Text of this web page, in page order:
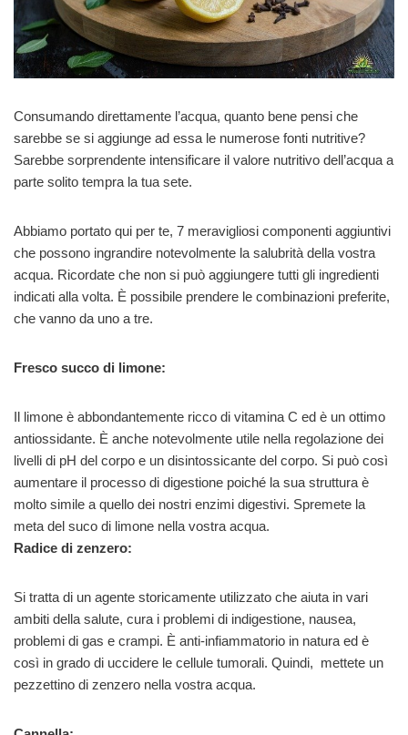
Consumando direttamente l’acqua, quanto bene pensi che
sarebbe se si aggiunge ad essa le numerose fonti nutritive?
Sarebbe sorprendente intensificare il valore nutritivo dell’acqua a
parte solito tempra la tua sete.
Abbiamo portato qui per te, 7 meravigliosi componenti aggiuntivi
che possono ingrandire notevolmente la salubrità della vostra
acqua. Ricordate che non si può aggiungere tutti gli ingredienti
indicati alla volta. È possibile prendere le combinazioni preferite,
che vanno da uno a tre.
Fresco succo di limone:
Il limone è abbondantemente ricco di vitamina C ed è un ottimo
antiossidante. È anche notevolmente utile nella regolazione dei
livelli di pH del corpo e un disintossicante del corpo. Si può così
aumentare il processo di digestione poiché la sua struttura è
molto simile a quello dei nostri enzimi digestivi. Spremete la
meta del suco di limone nella vostra acqua.
Radice di zenzero:
Si tratta di un agente storicamente utilizzato che aiuta in vari
ambiti della salute, cura i problemi di indigestione, nausea,
problemi di gas e crampi. È anti-infiammatorio in natura ed è
così in grado di uccidere le cellule tumorali. Quindi, mettete un
pezzettino di zenzero nella vostra acqua.